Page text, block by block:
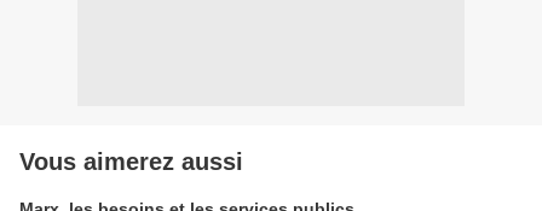
Vous aimerez aussi